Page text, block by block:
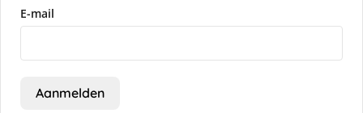
E-mail
Aanmelden